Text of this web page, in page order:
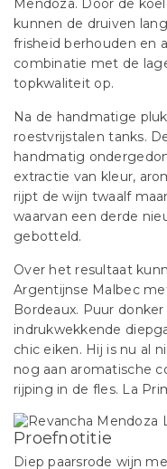
Mendoza. Door de
kunnen de druiven
frisheid berhouden en
combinatie met de
topkwaliteit op.
Na de handmatige
roestvrijstalen tanks.
handmatig
extractie van kleur,
rijpt de wijn twaalf
waarvan een derde
gebotteld.
Over het resultaat
Argentijnse Malbec
Bordeaux. Puur
indrukwekkende
chic eiken. Hij is nu al
nog aan aromatische
rijping in de fles. La
Proefnotitie
Diep paarsrode wijn